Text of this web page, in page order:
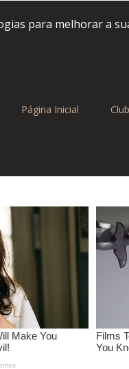
para melhorar a
Página Inicial (current)